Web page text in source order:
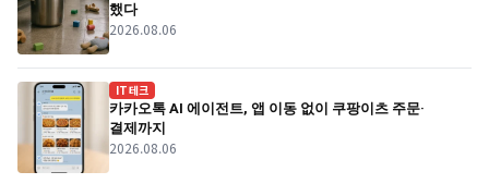
했다
2026.08.06
IT테크
카카오톡 AI 에이전트, 앱 이동 없이 쿠팡이츠 주문·
결제까지
2026.08.06